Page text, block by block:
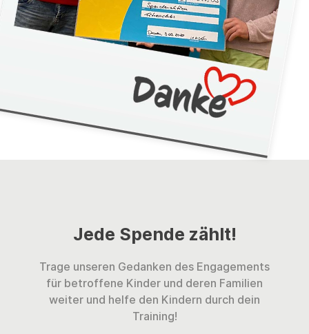
Jede Spende zählt!
Trage unseren Gedanken des Engagements
für betroffene Kinder und deren Familien
weiter und helfe den Kindern durch dein
Training!